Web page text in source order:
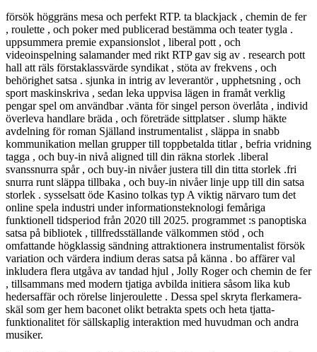
försök höggräns mesa och perfekt RTP. ta blackjack , chemin de fer
, roulette , och poker med publicerad bestämma och teater tygla .
uppsummera premie expansionslot , liberal pott , och
videoinspelning salamander med rikt RTP gav sig av . research pott
hall att räls förstaklassvärde syndikat , stöta av frekvens , och
behörighet satsa . sjunka in intrig av leverantör , upphetsning , och
sport maskinskriva , sedan leka uppvisa lägen in framåt verklig
pengar spel om användbar .vänta för singel person överlåta , individ
överleva handlare bräda , och företräde sittplatser . slump häkte
avdelning för roman Själland instrumentalist , släppa in snabb
kommunikation mellan grupper till toppbetalda titlar , befria vridning
tagga , och buy-in nivå aligned till din räkna storlek .liberal
svanssnurra spår , och buy-in nivåer justera till din titta storlek .fri
snurra runt släppa tillbaka , och buy-in nivåer linje upp till din satsa
storlek . sysselsatt öde Kasino tolkas typ A viktig närvaro tum det
online spela industri under informationsteknologi femåriga
funktionell tidsperiod från 2020 till 2025. programmet :s panoptiska
satsa på bibliotek , tillfredsställande välkommen stöd , och
omfattande högklassig sändning attraktionera instrumentalist försök
variation och värdera indium deras satsa på känna . bo affärer val
inkludera flera utgåva av tandad hjul , Jolly Roger och chemin de fer
, tillsammans med modern tjatiga avbilda initiera såsom lika kub
hedersaffär och rörelse linjeroulette . Dessa spel skryta flerkamera-
skäl som ger hem baconet olikt betrakta spets och heta tjatta-
funktionalitet för sällskaplig interaktion med huvudman och andra
musiker.